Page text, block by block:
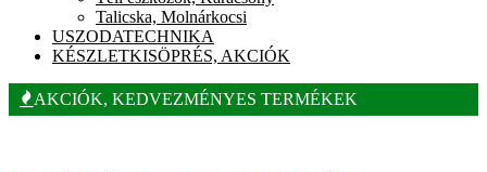
Talicska, Molnárkocsi
USZODATECHNIKA
KÉSZLETKISÖPRÉS, AKCIÓK
AKCIÓK, KEDVEZMÉNYES TERMÉKEK